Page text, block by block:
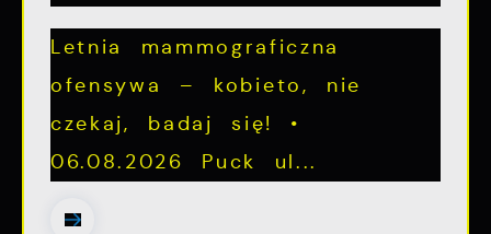
Letnia mammograficzna
ofensywa – kobieto, nie
czekaj, badaj się! •
06.08.2026 Puck ul...